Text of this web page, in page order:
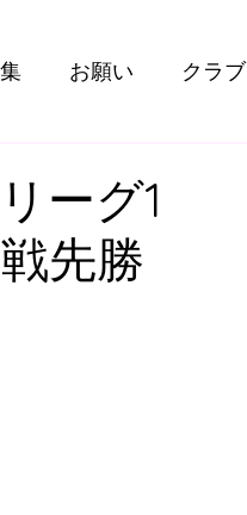
お願い クラブ
土曜日GKスクール
ーグ1
先勝